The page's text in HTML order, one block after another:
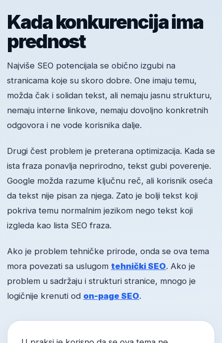
Kada konkurencija ima
prednost
Najviše SEO potencijala se obično izgubi na
stranicama koje su skoro dobre. One imaju temu,
možda čak i solidan tekst, ali nemaju jasnu strukturu,
nemaju interne linkove, nemaju dovoljno konkretnih
odgovora i ne vode korisnika dalje.
Drugi čest problem je preterana optimizacija. Kada se
ista fraza ponavlja neprirodno, tekst gubi poverenje.
Google možda razume ključnu reč, ali korisnik oseća
da tekst nije pisan za njega. Zato je bolji tekst koji
pokriva temu normalnim jezikom nego tekst koji
izgleda kao lista SEO fraza.
Ako je problem tehničke prirode, onda se ova tema
mora povezati sa uslugom tehnički SEO. Ako je
problem u sadržaju i strukturi stranice, mnogo je
logičnije krenuti od on-page SEO.